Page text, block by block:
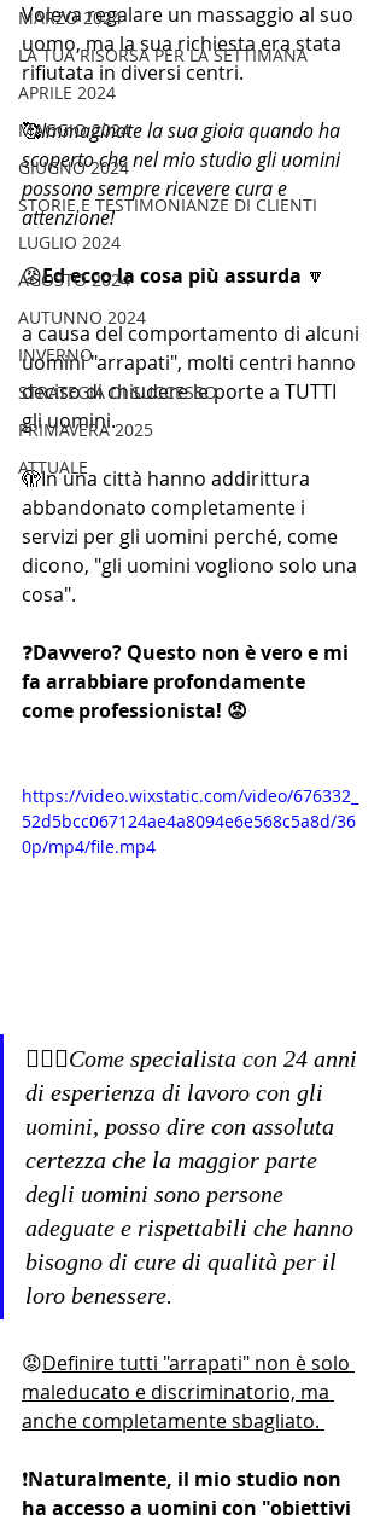
MARZO 2024
LA TUA RISORSA PER LA SETTIMANA
APRILE 2024
MAGGIO 2024
GIUGNO 2024
STORIE E TESTIMONIANZE DI CLIENTI
LUGLIO 2024
AGOSTO 2024
AUTUNNO 2024
INVERNO
STRATEGIA DI SUCCESSO
PRIMAVERA 2025
ATTUALE
Voleva regalare un massaggio al suo
uomo, ma la sua richiesta era stata
rifiutata in diversi centri.
🥰Immaginate la sua gioia quando ha
scoperto che nel mio studio gli uomini
possono sempre ricevere cura e
attenzione!
😡Ed ecco la cosa più assurda 🔽
a causa del comportamento di alcuni
uomini "arrapati", molti centri hanno
deciso di chiudere le porte a TUTTI
gli uomini.
🫣In una città hanno addirittura
abbandonato completamente i
servizi per gli uomini perché, come
dicono, "gli uomini vogliono solo una
cosa".
❓Davvero? Questo non è vero e mi
fa arrabbiare profondamente
come professionista! 😡
https://video.wixstatic.com/video/676332_
52d5bcc067124ae4a8094e6e568c5a8d/36
0p/mp4/file.mp4
🙋🏻‍♀️Come specialista con 24 anni
di esperienza di lavoro con gli
uomini, posso dire con assoluta
certezza che la maggior parte
degli uomini sono persone
adeguate e rispettabili che hanno
bisogno di cure di qualità per il
loro benessere.
😡Definire tutti "arrapati" non è solo
maleducato e discriminatorio, ma
anche completamente sbagliato.
❗Naturalmente, il mio studio non
ha accesso a uomini con "obiettivi